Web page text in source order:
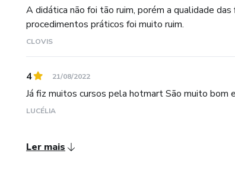
A didática não foi tão ruim, porém a qualidade
procedimentos práticos foi muito ruim.
CLOVIS
4 21/08/2022
Já fiz muitos cursos pela hotmart São muito bom
LUCÉLIA
Ler mais